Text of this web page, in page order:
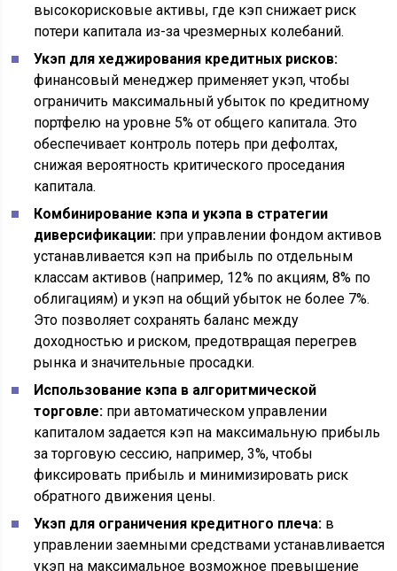
высокорисковые активы, где кэп снижает риск
потери капитала из-за чрезмерных колебаний.
Укэп для хеджирования кредитных рисков:
финансовый менеджер применяет укэп, чтобы
ограничить максимальный убыток по кредитному
портфелю на уровне 5% от общего капитала. Это
обеспечивает контроль потерь при дефолтах,
снижая вероятность критического проседания
капитала.
Комбинирование кэпа и укэпа в стратегии
диверсификации: при управлении фондом активов
устанавливается кэп на прибыль по отдельным
классам активов (например, 12% по акциям, 8% по
облигациям) и укэп на общий убыток не более 7%.
Это позволяет сохранять баланс между
доходностью и риском, предотвращая перегрев
рынка и значительные просадки.
Использование кэпа в алгоритмической
торговле: при автоматическом управлении
капиталом задается кэп на максимальную прибыль
за торговую сессию, например, 3%, чтобы
фиксировать прибыль и минимизировать риск
обратного движения цены.
Укэп для ограничения кредитного плеча: в
управлении заемными средствами устанавливается
укэп на максимальное возможное превышение